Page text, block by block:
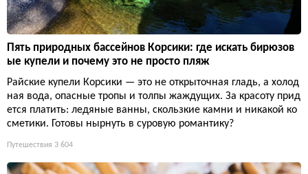
Пять природных бассейнов Корсики: где искать бирюзов
ые купели и почему это не просто пляж
Райские купели Корсики — это не открыточная гладь, а холод
ная вода, опасные тропы и толпы жаждущих. За красоту прид
ется платить: ледяные ванны, скользкие камни и никакой ко
сметики. Готовы нырнуть в суровую романтику?
Путешествия 3 604